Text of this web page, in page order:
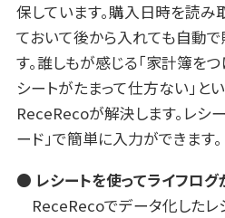
保しています。購入日時を読み
ておいて後から入れても自動
す。誰しもが感じる「家計簿を
シートがたまって仕方ない」と
ReceRecoが解決します。レシ
ード」で簡単に入力ができます。
● レシートを使ってライフロ
ReceRecoでデータ化したレ